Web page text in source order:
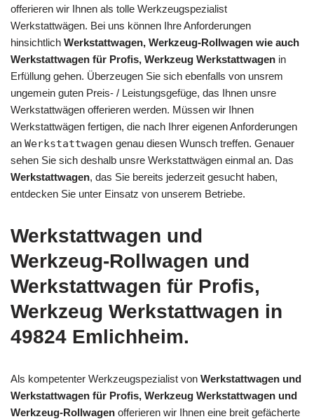
offerieren wir Ihnen als tolle Werkzeugspezialist
Werkstattwägen. Bei uns können Ihre Anforderungen
hinsichtlich Werkstattwagen, Werkzeug-Rollwagen wie auch
Werkstattwagen für Profis, Werkzeug Werkstattwagen in
Erfüllung gehen. Überzeugen Sie sich ebenfalls von unsrem
ungemein guten Preis- / Leistungsgefüge, das Ihnen unsre
Werkstattwägen offerieren werden. Müssen wir Ihnen
Werkstattwägen fertigen, die nach Ihrer eigenen Anforderungen
an Werkstattwagen genau diesen Wunsch treffen. Genauer
sehen Sie sich deshalb unsre Werkstattwägen einmal an. Das
Werkstattwagen, das Sie bereits jederzeit gesucht haben,
entdecken Sie unter Einsatz von unserem Betriebe.
Werkstattwagen und
Werkzeug-Rollwagen und
Werkstattwagen für Profis,
Werkzeug Werkstattwagen in
49824 Emlichheim.
Als kompetenter Werkzeugspezialist von Werkstattwagen und
Werkstattwagen für Profis, Werkzeug Werkstattwagen und
Werkzeug-Rollwagen offerieren wir Ihnen eine breit gefächerte